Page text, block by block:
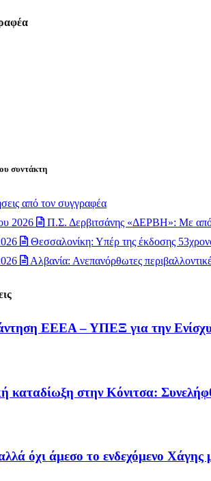
συντάκτη
από τον συγγραφέα
2026
Π.Σ. Δερβιτσάνης «ΔΕΡΒΗ»: Με
Θεσσαλονίκη: Υπέρ της έκδοσης
Αλβανία: Ανεπανόρθωτες
ΕΕΕΑ – ΥΠΕΞ για την
καταδίωξη στην Κόνιτσα:
όχι άμεσο το ενδεχόμενο Χάγης